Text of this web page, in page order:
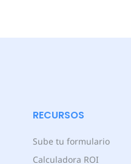
RECURSOS
Sube tu formulario
Calculadora ROI